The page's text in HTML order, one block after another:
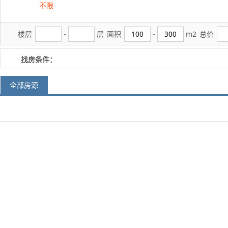
不限
楼层 - 层 面积 - m2 总价
找房条件：
全部房源